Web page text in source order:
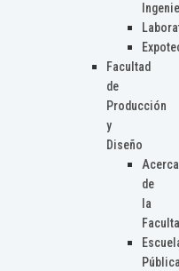
Facultad
de
Producción
y
Diseño
Acerca
de
la
Pública